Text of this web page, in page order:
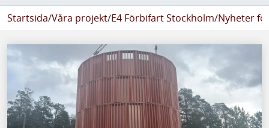
Startsida/Våra projekt/E4 Förbifart Stockholm/Nyheter